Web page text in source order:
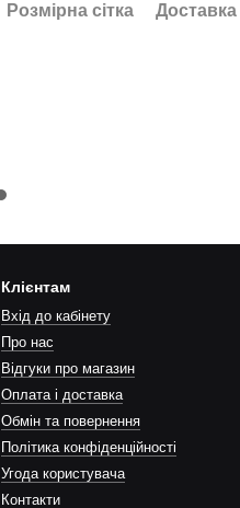
Розмірна сітка Доставка
Клієнтам
Вхід до кабінету
Про нас
Відгуки про магазин
Оплата і доставка
Обмін та повернення
Політика конфіденційності
Угода користувача
Контакти